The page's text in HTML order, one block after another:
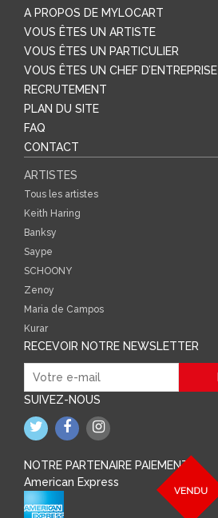
A PROPOS DE MYLOCART
VOUS ÊTES UN ARTISTE
VOUS ÊTES UN PARTICULIER
VOUS ÊTES UN CHEF D’ENTREPRISE
RECRUTEMENT
PLAN DU SITE
FAQ
CONTACT
ARTISTES
Tous les artistes
Keith Haring
Banksy
Saype
SCHOONY
Zenoy
Maria de Campos
Kurar
RECEVOIR NOTRE NEWSLETTER
SUIVEZ-NOUS
NOTRE PARTENAIRE PAIEMENT
American Express